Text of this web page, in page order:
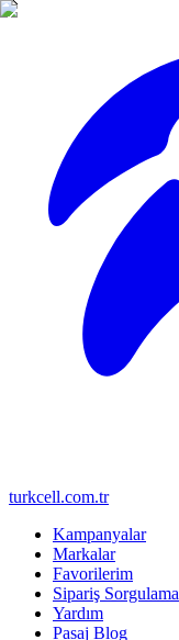
turkcell.com.tr
Kampanyalar
Markalar
Favorilerim
Sipariş Sorgulama
Yardım
Pasaj Blog